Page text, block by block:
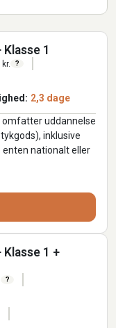
1
?
2,3 dage
omfatter uddannelse
inklusive
enten nationalt eller
1 +
?